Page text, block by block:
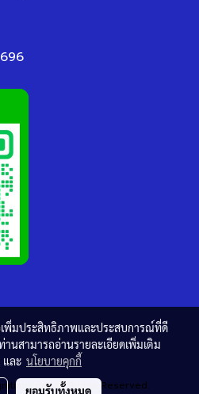
All Rights Reserved.
เพิ่มประสิทธิภาพและประสบการณ์ที่ดี
านสามารถอ่านรายละเอียดเพิ่มเติม
และ นโยบายคุกกี้
ยอมรับทั้งหมด